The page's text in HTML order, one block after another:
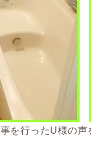
を行ったU様の